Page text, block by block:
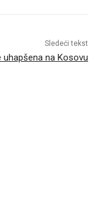
Sledeći tekst
na Kosovu